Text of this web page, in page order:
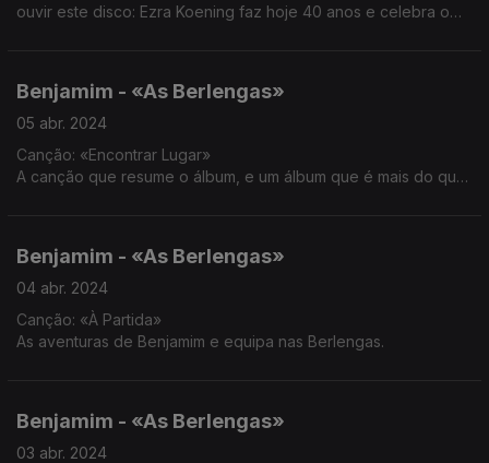
ouvir este disco: Ezra Koening faz hoje 40 anos e celebra o
Benjamim - «As Berlengas»
05 abr. 2024
Canção: «Encontrar Lugar»
A canção que resume o álbum, e um álbum que é mais do que
Benjamim - «As Berlengas»
04 abr. 2024
Canção: «À Partida»
As aventuras de Benjamim e equipa nas Berlengas.
Benjamim - «As Berlengas»
03 abr. 2024